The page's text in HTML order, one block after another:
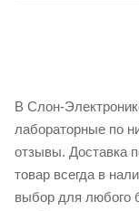
В Слон-
лабораторные по
отзывы. Доставка
товар всегда в
выбор для любого